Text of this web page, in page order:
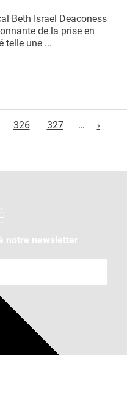
Beth Israel Deaconess
de la prise en
telle une ...
326 327 … ›
notre newsletter